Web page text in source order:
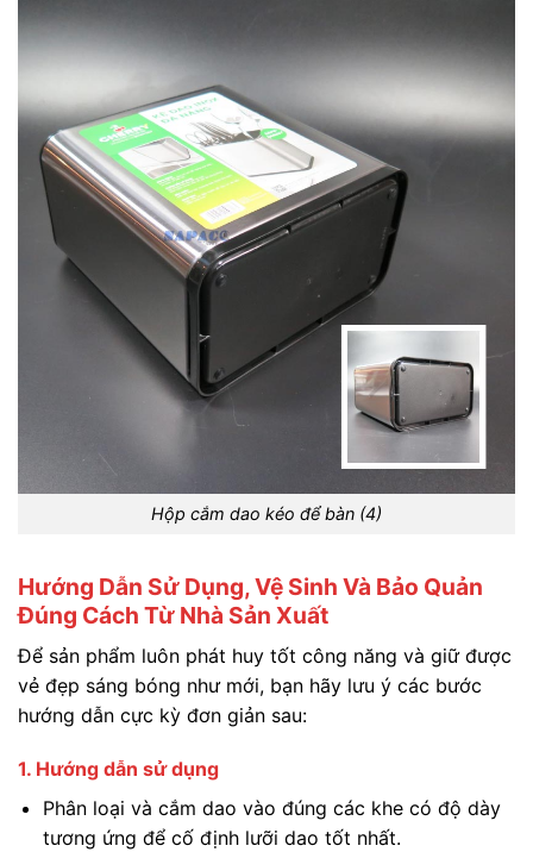
Hộp cắm dao kéo để bàn (4)
Hướng Dẫn Sử Dụng, Vệ Sinh Và Bảo Quản
Đúng Cách Từ Nhà Sản Xuất
Để sản phẩm luôn phát huy tốt công năng và giữ được
vẻ đẹp sáng bóng như mới, bạn hãy lưu ý các bước
hướng dẫn cực kỳ đơn giản sau:
1. Hướng dẫn sử dụng
Phân loại và cắm dao vào đúng các khe có độ dày
tương ứng để cố định lưỡi dao tốt nhất.